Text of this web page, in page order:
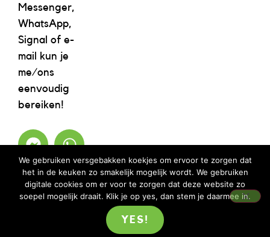
Messenger,
WhatsApp,
Signal of e-
mail kun je
me/ons
eenvoudig
bereiken!
©2023 REBELICIOUS – ALLE RECHTEN VOORBEHOUDEN | WEBSITE ISM
We gebruiken versgebakken koekjes om ervoor te zorgen dat
het in de keuken zo smakelijk mogelijk wordt. We gebruiken
digitale cookies om er voor te zorgen dat deze website zo
soepel mogelijk draait. Klik je op yes, dan stem je daarmee in.
YES!